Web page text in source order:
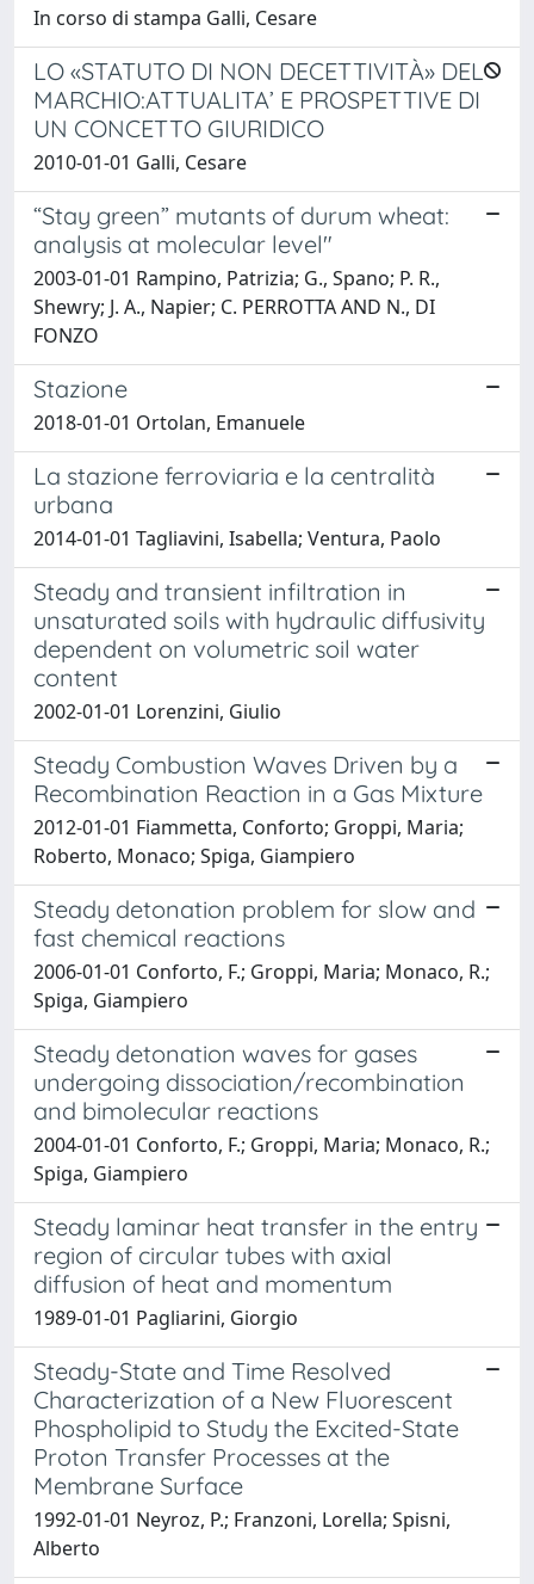
In corso di stampa Galli, Cesare
LO «STATUTO DI NON DECETTIVITÀ» DEL
MARCHIO:ATTUALITA’ E PROSPETTIVE DI
UN CONCETTO GIURIDICO
2010-01-01 Galli, Cesare
“Stay green” mutants of durum wheat:
analysis at molecular level"
2003-01-01 Rampino, Patrizia; G., Spano; P. R.,
Shewry; J. A., Napier; C. PERROTTA AND N., DI
FONZO
Stazione
2018-01-01 Ortolan, Emanuele
La stazione ferroviaria e la centralità
urbana
2014-01-01 Tagliavini, Isabella; Ventura, Paolo
Steady and transient infiltration in
unsaturated soils with hydraulic diffusivity
dependent on volumetric soil water
content
2002-01-01 Lorenzini, Giulio
Steady Combustion Waves Driven by a
Recombination Reaction in a Gas Mixture
2012-01-01 Fiammetta, Conforto; Groppi, Maria;
Roberto, Monaco; Spiga, Giampiero
Steady detonation problem for slow and
fast chemical reactions
2006-01-01 Conforto, F.; Groppi, Maria; Monaco, R.;
Spiga, Giampiero
Steady detonation waves for gases
undergoing dissociation/recombination
and bimolecular reactions
2004-01-01 Conforto, F.; Groppi, Maria; Monaco, R.;
Spiga, Giampiero
Steady laminar heat transfer in the entry
region of circular tubes with axial
diffusion of heat and momentum
1989-01-01 Pagliarini, Giorgio
Steady-State and Time Resolved
Characterization of a New Fluorescent
Phospholipid to Study the Excited-State
Proton Transfer Processes at the
Membrane Surface
1992-01-01 Neyroz, P.; Franzoni, Lorella; Spisni,
Alberto